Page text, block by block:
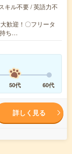
キル不要 / 英語力不
歓迎！〇フリータ
ち…
50代 60代
詳しく見る